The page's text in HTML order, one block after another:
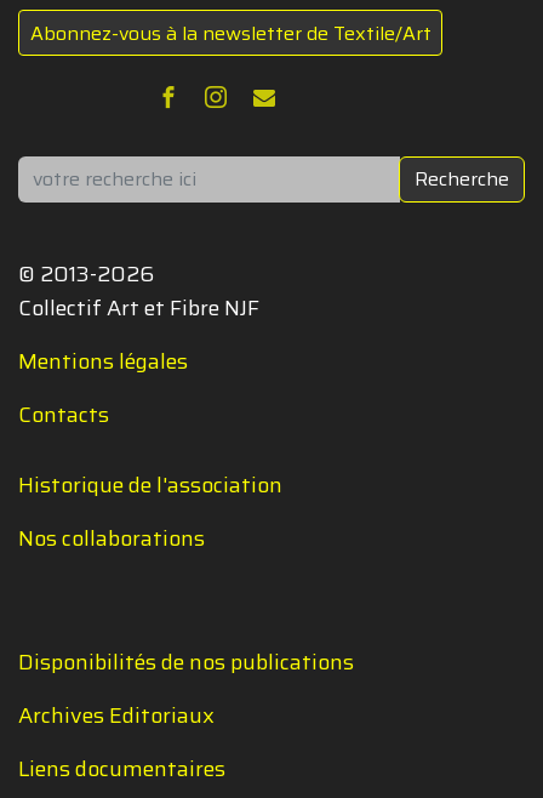
Abonnez-vous à la newsletter de Textile/Art
Rechercher Recherche
© 2013-2026
Collectif Art et Fibre NJF
Mentions légales
Contacts
Historique de l'association
Nos collaborations
Disponibilités de nos publications
Archives Editoriaux
Liens documentaires